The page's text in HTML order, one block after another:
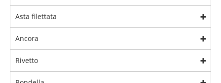
Asta filettata
Ancora
Rivetto